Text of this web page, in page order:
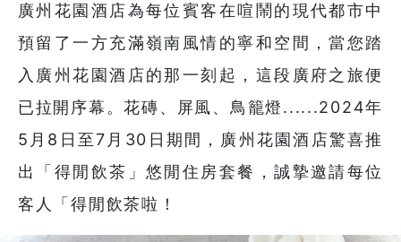
廣州花園酒店為每位賓客在喧鬧的現代都市中
預留了一方充滿嶺南風情的寧和空間，當您踏
入廣州花園酒店的那一刻起，這段廣府之旅便
已拉開序幕。花磚、屏風、鳥籠燈......2024年
5月8日至7月30日期間，廣州花園酒店驚喜推
出「得閒飲茶」悠閒住房套餐，誠摯邀請每位
客人「得閒飲茶啦！